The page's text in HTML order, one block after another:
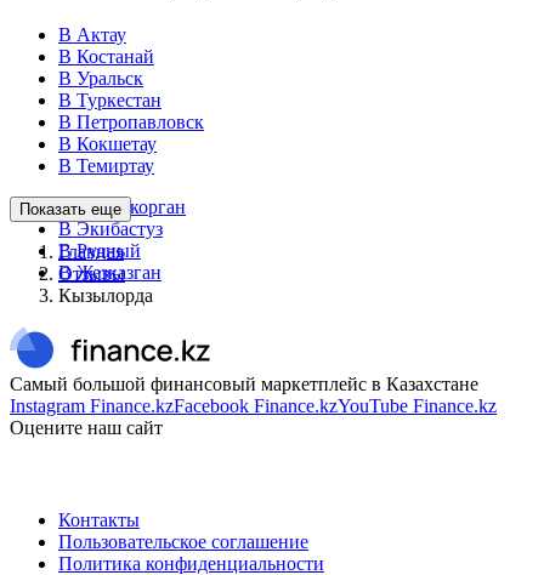
В Актау
В Костанай
В Уральск
В Туркестан
В Петропавловск
В Кокшетау
В Темиртау
В Талдыкорган
В Экибастуз
В Рудный
В Жезказган
Показать еще
Главная
Отзывы
Кызылорда
Самый большой финансовый маркетплейс в Казахстане
Instagram Finance.kzFacebook Finance.kzYouTube Finance.kz
Оцените наш сайт
Контакты
Пользовательское соглашение
Политика конфиденциальности